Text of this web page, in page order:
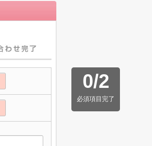
0/2
必須項目完了